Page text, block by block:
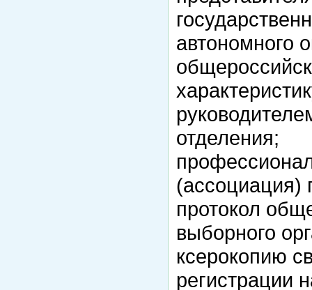
автономного
отделения;
(ассоциация)
протокол
выборного
ксерокопию
регистрации